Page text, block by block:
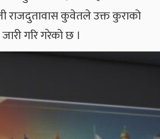
राजदुतावास कुवेतले उक्त कुराको
जारी गरि गरेको छ ।